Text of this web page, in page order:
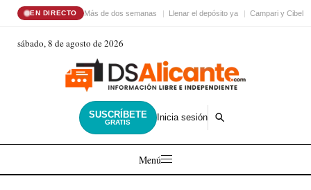
EN DIRECTO Más de dos semanas Llenar el depósito ya Campari y
sábado, 8 de agosto de 2026
SUSCRÍBETE
GRATIS Inicia sesión
Menú